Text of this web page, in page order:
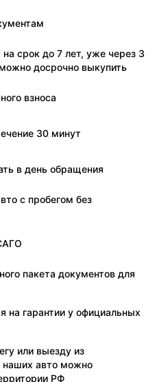
срок до 7 лет, уже через 3
досрочно выкупить
взноса
30 минут
в день обращения
с пробегом без
пакета документов для
на гарантии у официальных
или выезду из
наших авто можно
РФ